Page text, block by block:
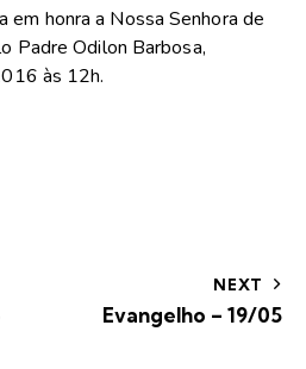
em honra a Nossa Senhora de
Padre Odilon Barbosa,
às 12h.
NEXT
Evangelho – 19/05